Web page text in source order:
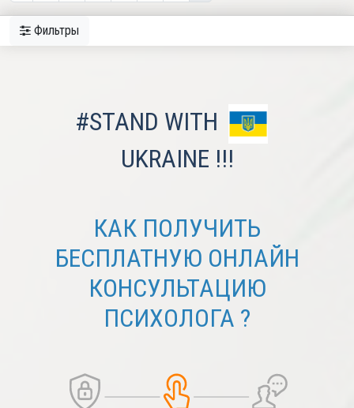
Фильтры
#STAND WITH
UKRAINE !!!
КАК ПОЛУЧИТЬ
БЕСПЛАТНУЮ ОНЛАЙН
КОНСУЛЬТАЦИЮ
ПСИХОЛОГА ?